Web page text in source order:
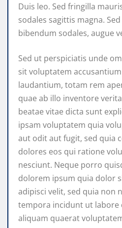
Duis leo. Sed fringilla
sodales sagittis magna.
bibendum sodales, augue
Sed ut perspiciatis unde
sit voluptatem
laudantium, totam rem
quae ab illo inventore
beatae vitae dicta sunt
ipsam voluptatem quia
aut odit aut fugit, sed quia
dolores eos qui ratione
nesciunt. Neque porro
dolorem ipsum quia dolor
adipisci velit, sed quia non
tempora incidunt ut labore
aliquam quaerat